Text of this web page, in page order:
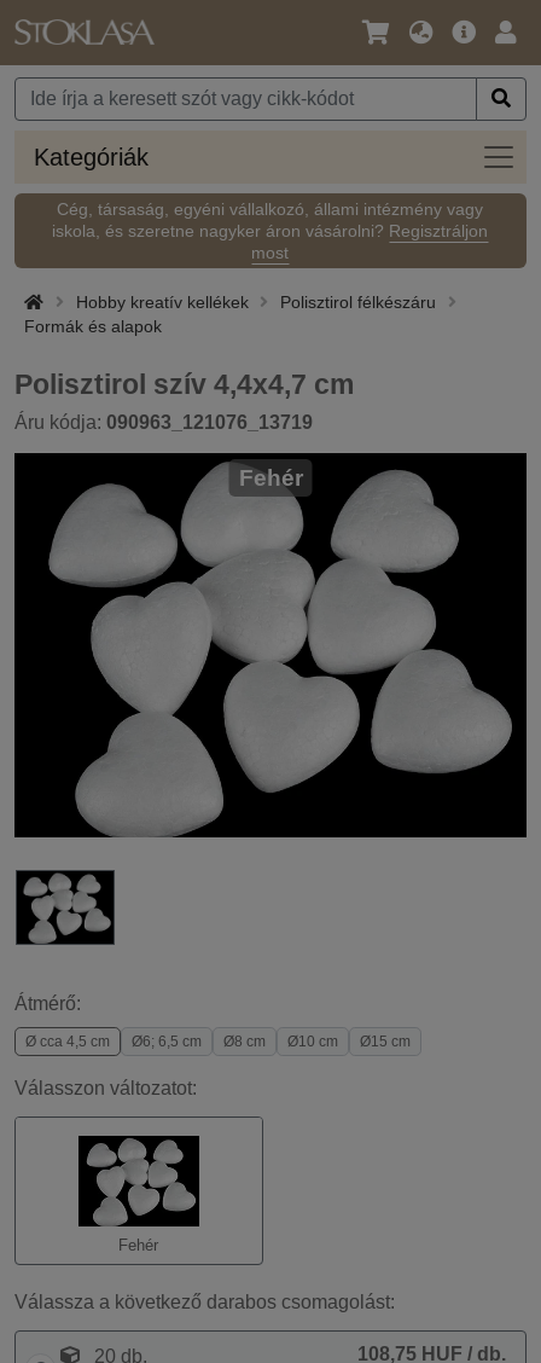
Nyelv
Pénznem
Fő
Kategóriák
Cég, társaság, egyéni vállalkozó, állami intézmény vagy
iskola, és szeretne nagyker áron vásárolni? Regisztráljon
most
Hobby kreatív kellékek
Polisztirol félkészáru
Formák és alapok
Polisztirol szív 4,4x4,7 cm
Áru kódja: 090963_121076_13719
Fehér
Átmérő:
Ø cca 4,5 cm Ø6; 6,5 cm Ø8 cm Ø10 cm Ø15 cm
Válasszon változatot:
Fehér
Válassza a következő darabos csomagolást:
20 db. 108,75 HUF / db.